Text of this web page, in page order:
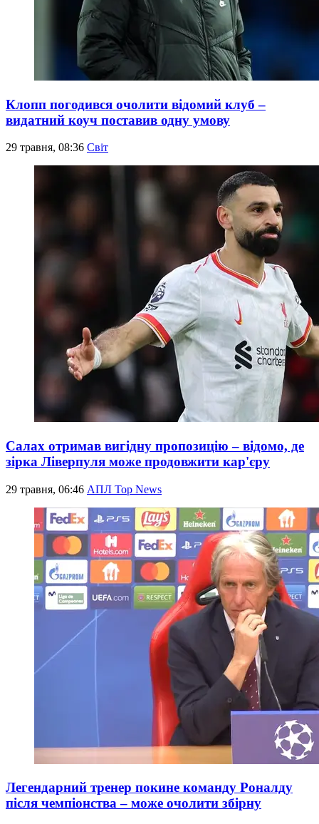
Клопп погодився очолити відомий клуб –
видатний коуч поставив одну умову
29 травня, 08:36 Світ
Салах отримав вигідну пропозицію – відомо, де
зірка Ліверпуля може продовжити кар'єру
29 травня, 06:46 АПЛ Top News
Легендарний тренер покине команду Роналду
після чемпіонства – може очолити збірну